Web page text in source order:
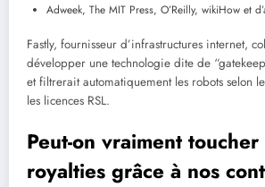
Adweek, The MIT Press, O’Reilly, wikiHow et
Fastly, fournisseur d’infrastructures internet,
développer une technologie dite de
et filtrerait automatiquement les robots selon
les licences RSL.
Peut-on vraiment toucher
royalties grâce à nos